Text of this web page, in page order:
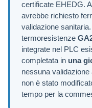
certificate EHEDG.
avrebbe richiesto
validazione
termoresistenze
integrate nel PLC
completata in una
nessuna
non è stato
tempo per la